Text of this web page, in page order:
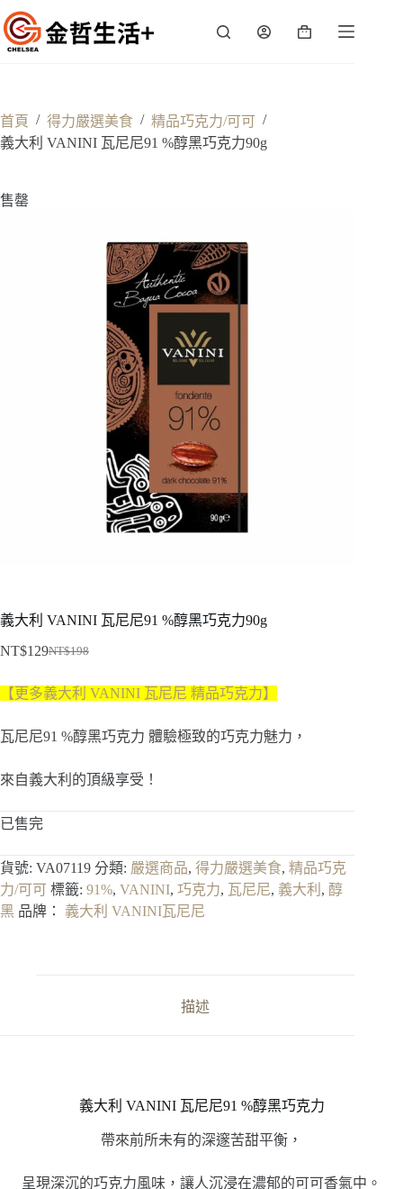
跳
至
主
容
購
首頁 / 得力嚴選美食 / 精品巧克力/可可 /
義大利 VANINI 瓦尼尼91 %醇黑巧克力90g
售罄
義大利 VANINI 瓦尼尼91 %醇黑巧克力90g
NT$198
始
價
NT$129
前
價
【更多義大利 VANINI 瓦尼尼 精品巧克力】
瓦尼尼91 %醇黑巧克力 體驗極致的巧克力魅力，
來自義大利的頂級享受！
已售完
貨號: VA07119 分類: 嚴選商品, 得力嚴選美食, 精品巧克
力/可可 標籤: 91%, VANINI, 巧克力, 瓦尼尼, 義大利 , 醇
黑 品牌： 義大利 VANINI瓦尼尼
描述
義大利 VANINI 瓦尼尼91 %醇黑巧克力
帶來前所未有的深邃苦甜平衡，
呈現深沉的巧克力風味，讓人沉浸在濃郁的可可香氣中。